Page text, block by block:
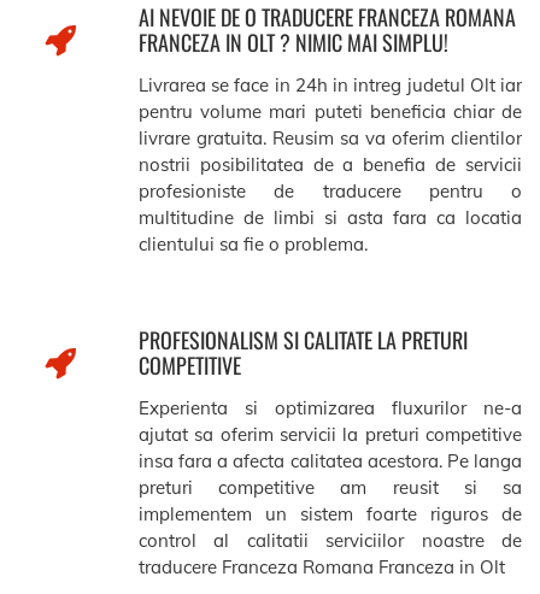
AI NEVOIE DE O TRADUCERE FRANCEZA ROMANA
FRANCEZA IN OLT ? NIMIC MAI SIMPLU!
Livrarea se face in 24h in intreg judetul Olt iar
pentru volume mari puteti beneficia chiar de
livrare gratuita. Reusim sa va oferim clientilor
nostrii posibilitatea de a benefia de servicii
profesioniste de traducere pentru o
multitudine de limbi si asta fara ca locatia
clientului sa fie o problema.
PROFESIONALISM SI CALITATE LA PRETURI
COMPETITIVE
Experienta si optimizarea fluxurilor ne-a
ajutat sa oferim servicii la preturi competitive
insa fara a afecta calitatea acestora. Pe langa
preturi competitive am reusit si sa
implementem un sistem foarte riguros de
control al calitatii serviciilor noastre de
traducere Franceza Romana Franceza in Olt